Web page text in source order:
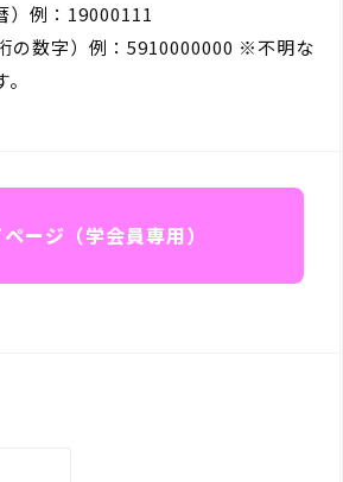
）例：19000111
の数字）例：5910000000 ※不明な
ージ（学会員専用）